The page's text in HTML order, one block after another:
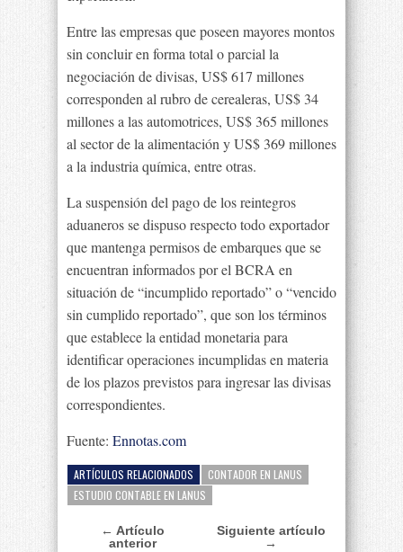
Entre las empresas que poseen mayores montos
sin concluir en forma total o parcial la
negociación de divisas, US$ 617 millones
corresponden al rubro de cerealeras, US$ 34
millones a las automotrices, US$ 365 millones
al sector de la alimentación y US$ 369 millones
a la industria química, entre otras.
La suspensión del pago de los reintegros
aduaneros se dispuso respecto todo exportador
que mantenga permisos de embarques que se
encuentran informados por el BCRA en
situación de “incumplido reportado” o “vencido
sin cumplido reportado”, que son los términos
que establece la entidad monetaria para
identificar operaciones incumplidas en materia
de los plazos previstos para ingresar las divisas
correspondientes.
Fuente: Ennotas.com
ARTÍCULOS RELACIONADOS
CONTADOR EN LANUS
ESTUDIO CONTABLE EN LANUS
← Artículo
anterior
Siguiente artículo
→